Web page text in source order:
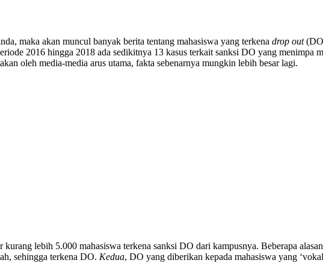
maka akan muncul banyak berita tentang mahasiswa yang terkena drop out
2016 hingga 2018 ada sedikitnya 13 kasus terkait sanksi DO yang menimpa
oleh media-media arus utama, fakta sebenarnya mungkin lebih besar lagi.
lebih 5.000 mahasiswa terkena sanksi DO dari kampusnya. Beberapa
sehingga terkena DO. Kedua, DO yang diberikan kepada mahasiswa yang